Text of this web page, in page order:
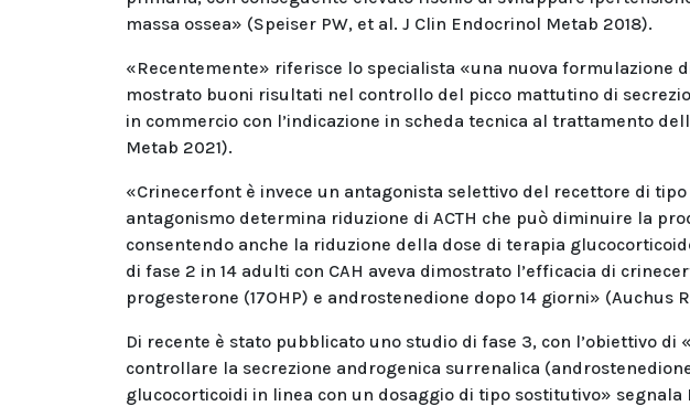
massa ossea» (Speiser PW, et al. J Clin Endocrinol Metab 2018).
«Recentemente» riferisce lo specialista «una nuova formulazione
mostrato buoni risultati nel controllo del picco mattutino di
in commercio con l’indicazione in scheda tecnica al trattamento
Metab 2021).
«Crinecerfont è invece un antagonista selettivo del recettore di tipo
antagonismo determina riduzione di ACTH che può diminuire la
consentendo anche la riduzione della dose di terapia
di fase 2 in 14 adulti con CAH aveva dimostrato l’efficacia di
progesterone (17OHP) e androstenedione dopo 14 giorni» (Auchus
Di recente è stato pubblicato uno studio di fase 3, con l’obiettivo
controllare la secrezione androgenica surrenalica
glucocorticoidi in linea con un dosaggio di tipo sostitutivo»